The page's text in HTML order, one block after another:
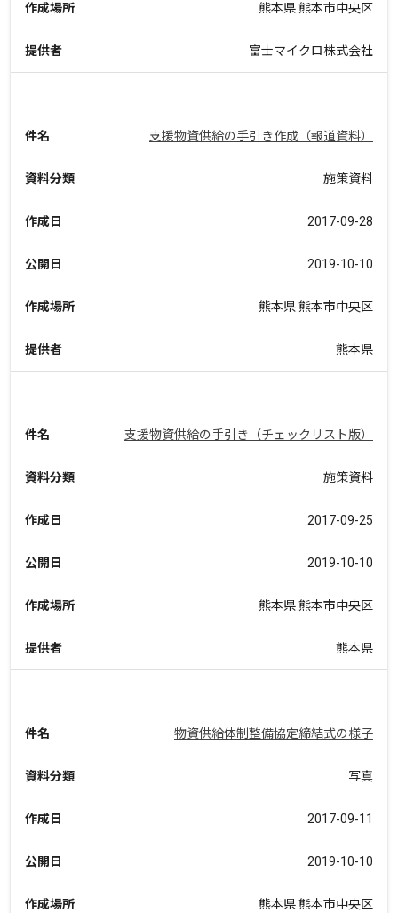
作成場所 熊本県 熊本市中央区
提供者 富士マイクロ株式会社
件名 支援物資供給の手引き作成（報道資料）
資料分類 施策資料
作成日 2017-09-28
公開日 2019-10-10
作成場所 熊本県 熊本市中央区
提供者 熊本県
件名 支援物資供給の手引き（チェックリスト版）
資料分類 施策資料
作成日 2017-09-25
公開日 2019-10-10
作成場所 熊本県 熊本市中央区
提供者 熊本県
件名 物資供給体制整備協定締結式の様子
資料分類 写真
作成日 2017-09-11
公開日 2019-10-10
作成場所 熊本県 熊本市中央区